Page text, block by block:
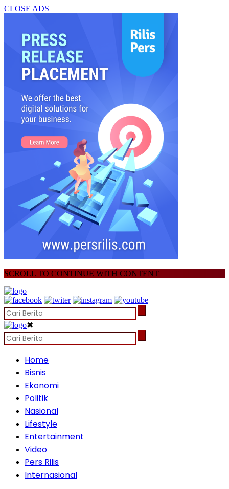
CLOSE ADS
SCROLL TO CONTINUE WITH CONTENT
✖
Home
Bisnis
Ekonomi
Politik
Nasional
Lifestyle
Entertainment
Video
Pers Rilis
Internasional